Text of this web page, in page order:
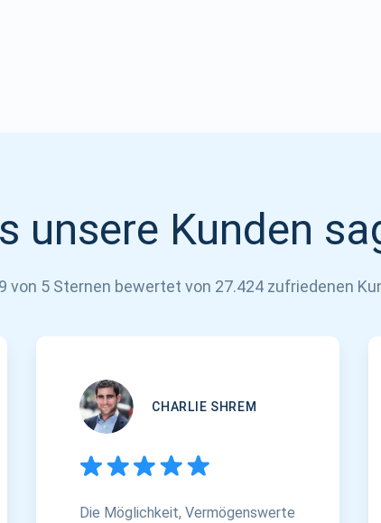
unsere Kunden
von 5 Sternen bewertet von 27.424 zufriedenen
CHARLIE SHREM
Die Möglichkeit, Vermögenswerte